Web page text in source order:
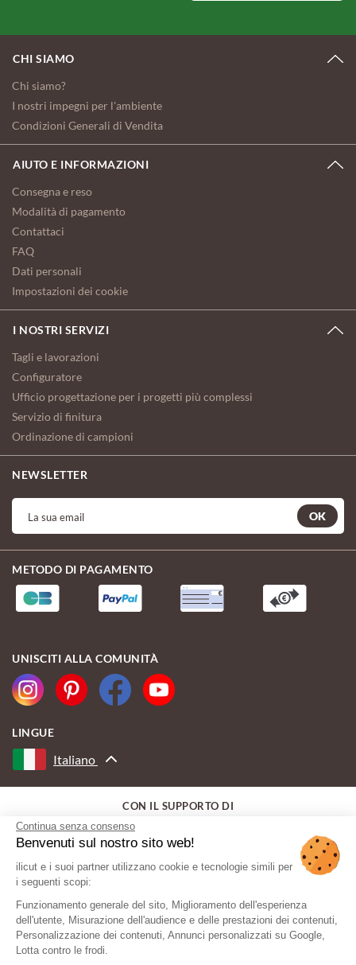
Continua senza consenso
Benvenuti sul nostro sito web!
ilicut e i suoi partner utilizzano cookie e tecnologie simili per
i seguenti scopi:
Funzionamento generale del sito, Miglioramento dell'esperienza
dell'utente, Misurazione dell'audience e delle prestazioni dei contenuti,
Personalizzazione dei contenuti, Annunci personalizzati su Google,
Lotta contro le frodi.
CHI SIAMO
Chi siamo?
I nostri impegni per l'ambiente
Condizioni Generali di Vendita
AIUTO E INFORMAZIONI
Consegna e reso
Modalità di pagamento
Contattaci
FAQ
Dati personali
Impostazioni dei cookie
I NOSTRI SERVIZI
Tagli e lavorazioni
Configuratore
Ufficio progettazione per i progetti più complessi
Servizio di finitura
Ordinazione di campioni
NEWSLETTER
OK
METODO DI PAGAMENTO
UNISCITI ALLA COMUNITÀ
LINGUE
Italiano
CON IL SUPPORTO DI